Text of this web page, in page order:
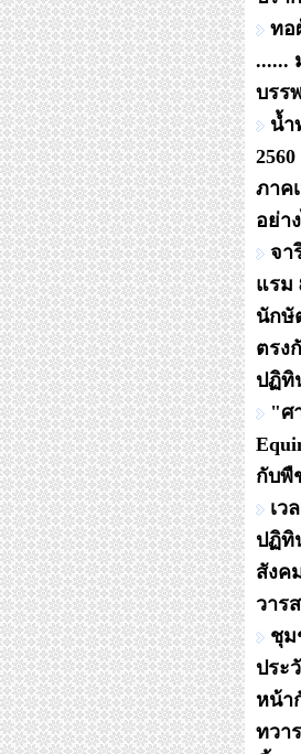
ทอ
......
บรร
น้ำ
ภาค
อย่า
จา
แรม
นักษั
ตรง
ปฏิทิ
"ศ
กับพื
เว
ปฏิทิ
สังค
วาร
ชุม
ประ
หน้า
ทวา